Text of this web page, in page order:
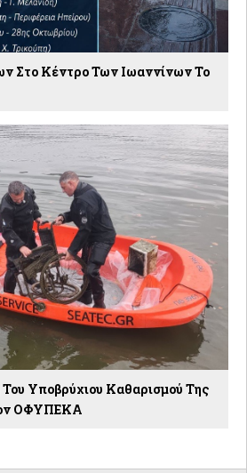
Στο Κέντρο Των Ιωαννίνων Το
Υποβρύχιου Καθαρισμού Της
ΟΦΥΠΕΚΑ